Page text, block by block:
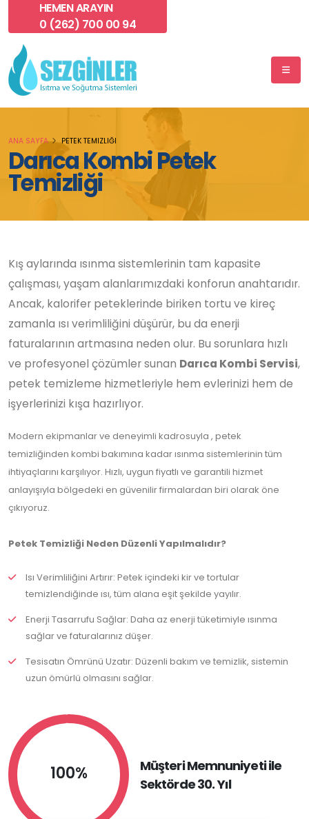
HEMEN ARAYIN
0 (262) 700 00 94
Darıca Kombi Petek
Temizliği
ANA SAYFA PETEK TEMIZLIĞI
Kış aylarında ısınma sistemlerinin tam kapasite
çalışması, yaşam alanlarımızdaki konforun anahtarıdır.
Ancak, kalorifer peteklerinde biriken tortu ve kireç
zamanla ısı verimliliğini düşürür, bu da enerji
faturalarının artmasına neden olur. Bu sorunlara hızlı
ve profesyonel çözümler sunan Darıca Kombi Servisi,
petek temizleme hizmetleriyle hem evlerinizi hem de
işyerlerinizi kışa hazırlıyor.
Modern ekipmanlar ve deneyimli kadrosuyla , petek
temizliğinden kombi bakımına kadar ısınma sistemlerinin tüm
ihtiyaçlarını karşılıyor. Hızlı, uygun fiyatlı ve garantili hizmet
anlayışıyla bölgedeki en güvenilir firmalardan biri olarak öne
çıkıyoruz.
Petek Temizliği Neden Düzenli Yapılmalıdır?
Isı Verimliliğini Artırır: Petek içindeki kir ve tortular
temizlendiğinde ısı, tüm alana eşit şekilde yayılır.
Enerji Tasarrufu Sağlar: Daha az enerji tüketimiyle ısınma
sağlar ve faturalarınız düşer.
Tesisatın Ömrünü Uzatır: Düzenli bakım ve temizlik, sistemin
uzun ömürlü olmasını sağlar.
100%
Müşteri Memnuniyeti ile
Sektörde 30. Yıl